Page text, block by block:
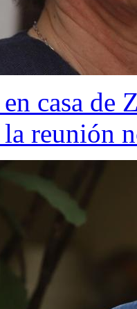
casa de
reunión